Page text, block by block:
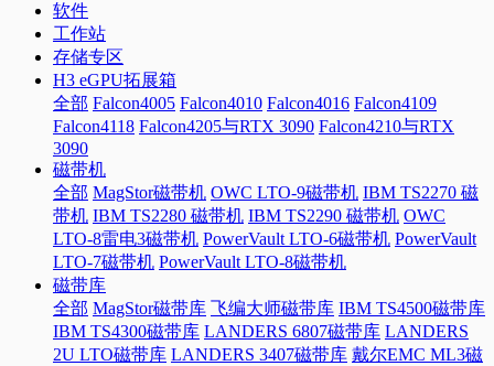
软件
工作站
存储专区
H3 eGPU拓展箱
全部 Falcon4005 Falcon4010 Falcon4016 Falcon4109
Falcon4118 Falcon4205与RTX 3090 Falcon4210与RTX
3090
磁带机
全部 MagStor磁带机 OWC LTO-9磁带机 IBM TS2270 磁
带机 IBM TS2280 磁带机 IBM TS2290 磁带机 OWC
LTO-8雷电3磁带机 PowerVault LTO-6磁带机 PowerVault
LTO-7磁带机 PowerVault LTO-8磁带机
磁带库
全部 MagStor磁带库 飞编大师磁带库 IBM TS4500磁带库
IBM TS4300磁带库 LANDERS 6807磁带库 LANDERS
2U LTO磁带库 LANDERS 3407磁带库 戴尔EMC ML3磁